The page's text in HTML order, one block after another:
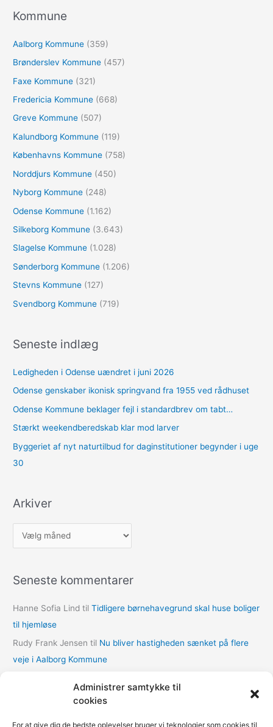
Administrer samtykke til
cookies
For at give dig de bedste oplevelser bruger vi teknologier som cookies til
e
t
e
r
Kommune
Aalborg Kommune (359)
Brønderslev Kommune (457)
Faxe Kommune (321)
Fredericia Kommune (668)
Greve Kommune (507)
Kalundborg Kommune (119)
Københavns Kommune (758)
Norddjurs Kommune (450)
Nyborg Kommune (248)
Odense Kommune (1.162)
Silkeborg Kommune (3.643)
Slagelse Kommune (1.028)
Sønderborg Kommune (1.206)
Stevns Kommune (127)
Svendborg Kommune (719)
Seneste indlæg
Ledigheden i Odense uændret i juni 2026
Odense genskaber ikonisk springvand fra 1955 ved rådhuset
Odense Kommune beklager fejl i standardbrev om tabt…
Stærkt weekendberedskab klar mod larver
Byggeriet af nyt naturtilbud for daginstitutioner begynder i uge
30
Arkiver
r
i
e
r
Seneste kommentarer
Hanne Sofia Lind tilTidligere børnehavegrund skal huse boliger
til hjemløse
Rudy Frank Jensen til Nu bliver hastigheden sænket på flere
veje i Aalborg Kommune